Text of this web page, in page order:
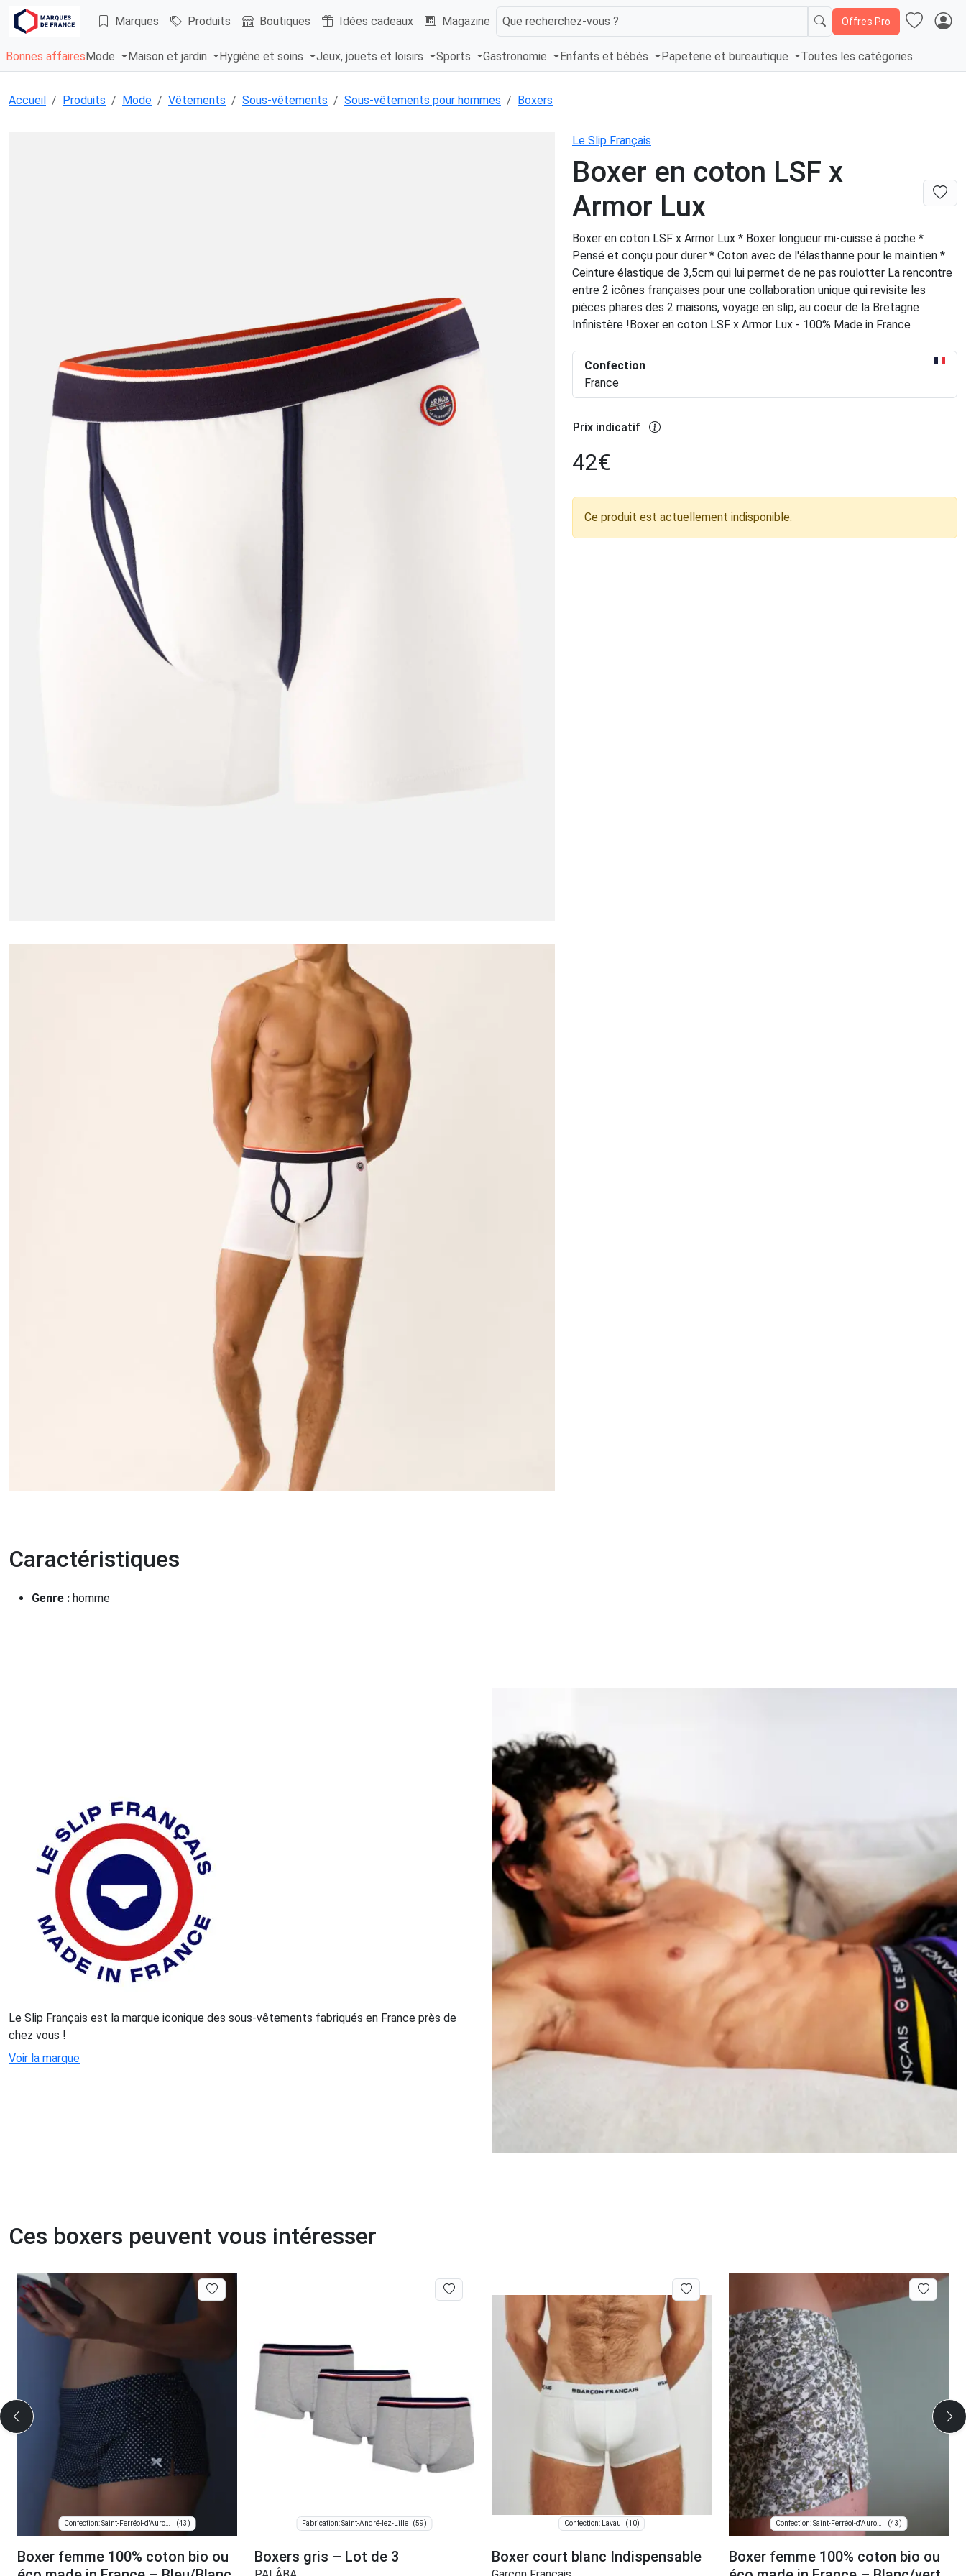
Marques Produits Boutiques Idées cadeaux Magazine Que recherchez-vous ? Offres Pro
Bonnes affaires Mode Maison et jardin Hygiène et soins Jeux, jouets et loisirs Sports Gastronomie Enfants et bébés Papeterie et bureautique Toutes les catégories
Accueil Produits Mode Vêtements Sous-vêtements Sous-vêtements pour hommes Boxers
Le Slip Français
Boxer en coton LSF x
Armor Lux
Boxer en coton LSF x Armor Lux * Boxer longueur mi-cuisse à poche *
Pensé et conçu pour durer * Coton avec de l'élasthanne pour le maintien *
Ceinture élastique de 3,5cm qui lui permet de ne pas roulotter La rencontre
entre 2 icônes françaises pour une collaboration unique qui revisite les
pièces phares des 2 maisons, voyage en slip, au coeur de la Bretagne
Infinistère !Boxer en coton LSF x Armor Lux - 100% Made in France
Confection
France
Prix indicatif
42€
Ce produit est actuellement indisponible.
Caractéristiques
Genre : homme
Le Slip Français est la marque iconique des sous-vêtements fabriqués en France près de
chez vous !
Voir la marque
Ces boxers peuvent vous intéresser
Confection: Saint-Ferréol-d'Auroure (43)
Boxer femme 100% coton bio ou
Fabrication: Saint-André-lez-Lille (59)
Boxers gris – Lot de 3
Confection: Lavau (10)
Boxer court blanc Indispensable
Confection: Saint-Ferréol-d'Auroure (43)
Boxer femme 100% coton bio ou